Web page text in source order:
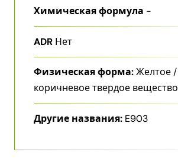
Химическая формула -
ADR Нет
Физическая форма:Желтое /
коричневое твердое вещество
Другие названия: E903